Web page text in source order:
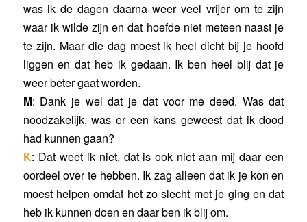
was ik de dagen daarna weer veel vrijer om te zijn
waar ik wilde zijn en dat hoefde niet meteen naast je
te zijn. Maar die dag moest ik heel dicht bij je hoofd
liggen en dat heb ik gedaan. Ik ben heel blij dat je
weer beter gaat worden.
M: Dank je wel dat je dat voor me deed. Was dat
noodzakelijk, was er een kans geweest dat ik dood
had kunnen gaan?
K: Dat weet ik niet, dat is ook niet aan mij daar een
oordeel over te hebben. Ik zag alleen dat ik je kon en
moest helpen omdat het zo slecht met je ging en dat
heb ik kunnen doen en daar ben ik blij om.